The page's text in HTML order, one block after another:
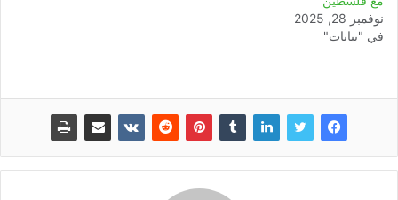
نوفمبر 28, 2025
في "بيانات"